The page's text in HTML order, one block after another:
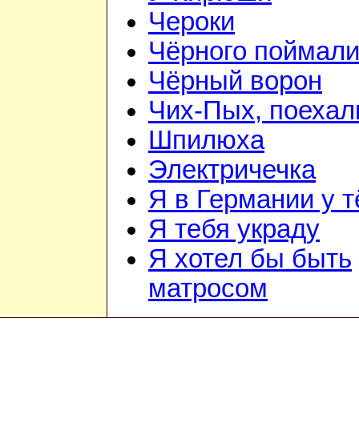
Чероки
Чёрного поймали
Чёрный ворон
Чих-Пых,
Шпилюха
Электричечка
Я в Германии у
Я тебя украду
Я хотел бы быть
матросом